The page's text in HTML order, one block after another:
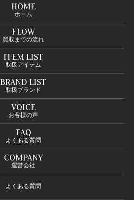
HOME
ホーム
FLOW
買取までの流れ
ITEM LIST
取扱アイテム
BRAND LIST
取扱ブランド
VOICE
お客様の声
FAQ
よくある質問
COMPANY
運営会社
よくある質問